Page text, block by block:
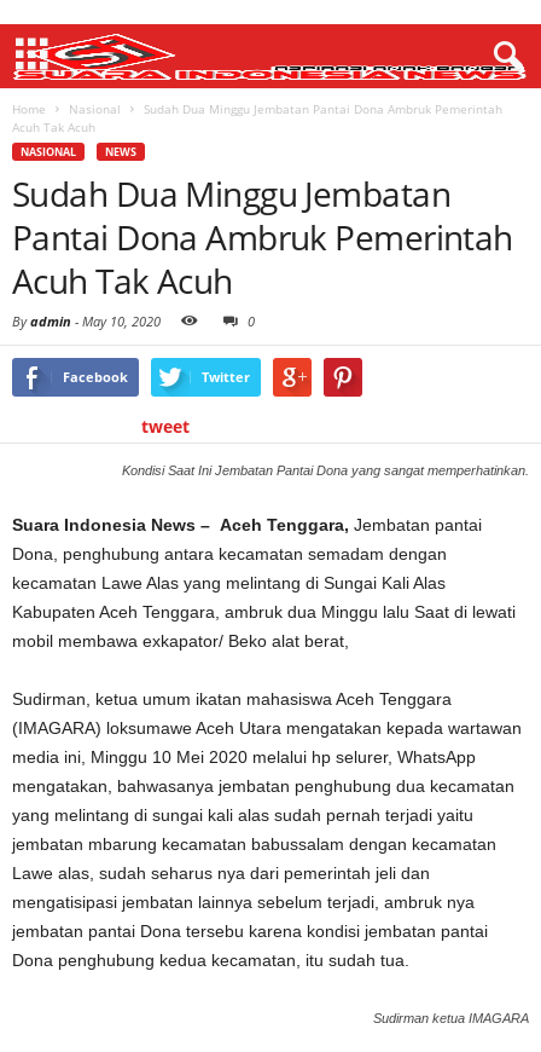
Home Nasional
Sudah Dua Minggu Jembatan Pantai Dona Ambruk Pemerintah
Acuh Tak Acuh
NASIONAL NEWS
Sudah Dua Minggu Jembatan
Pantai Dona Ambruk Pemerintah
Acuh Tak Acuh
Byadmin - May 10, 2020 0
Facebook Twitter
tweet
Kondisi Saat Ini Jembatan Pantai Dona yang sangat memperhatinkan.
Suara Indonesia News – Aceh Tenggara, Jembatan pantai
Dona, penghubung antara kecamatan semadam dengan
kecamatan Lawe Alas yang melintang di Sungai Kali Alas
Kabupaten Aceh Tenggara, ambruk dua Minggu lalu Saat di lewati
mobil membawa exkapator/ Beko alat berat,
Sudirman, ketua umum ikatan mahasiswa Aceh Tenggara
(IMAGARA) loksumawe Aceh Utara mengatakan kepada wartawan
media ini, Minggu 10 Mei 2020 melalui hp selurer, WhatsApp
mengatakan, bahwasanya jembatan penghubung dua kecamatan
yang melintang di sungai kali alas sudah pernah terjadi yaitu
jembatan mbarung kecamatan babussalam dengan kecamatan
Lawe alas, sudah seharus nya dari pemerintah jeli dan
mengatisipasi jembatan lainnya sebelum terjadi, ambruk nya
jembatan pantai Dona tersebu karena kondisi jembatan pantai
Dona penghubung kedua kecamatan, itu sudah tua.
Sudirman ketua IMAGARA